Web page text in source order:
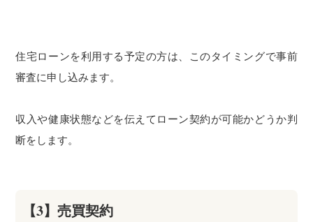
住宅ローンを利用する予定の方は、このタイミングで事前
審査に申し込みます。
収入や健康状態などを伝えてローン契約が可能かどうか判
断をします。
【3】売買契約